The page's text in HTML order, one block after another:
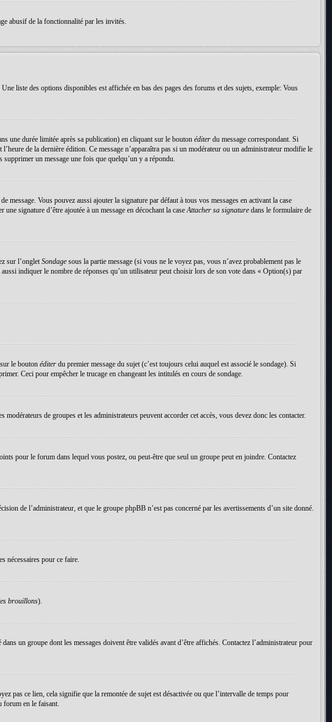
abusif de la fonctionnalité par les invités.
liste des options disponibles est affichée en bas des pages des forums et des sujets, exemple: Vous
une durée limitée après sa publication) en cliquant sur le bouton éditer du message correspondant. Si
de la dernière édition. Ce message n’apparaîtra pas si un modérateur ou un administrateur modifie le
un message une fois que quelqu’un y a répondu.
message. Vous pouvez aussi ajouter la signature par défaut à tous vos messages en activant la case
signature d’être ajoutée à un message en décochant la caseAttacher sa signature dans le formulaire de
sur l’ongletSondage sous la partie message (si vous ne le voyez pas, vous n’avez probablement pas le
indiquer le nombre de réponses qu’un utilisateur peut choisir lors de son vote dans « Option(s) par
le bouton éditer du premier message du sujet (c’est toujours celui auquel est associé le sondage). Si
Ceci pour empêcher le trucage en changeant les intitulés en cours de sondage.
de groupes et les administrateurs peuvent accorder cet accès, vous devez donc les contacter.
pour le forum dans lequel vous postez, ou peut-être que seul un groupe peut en joindre. Contactez
de l’administrateur, et que le groupe phpBB n’est pas concerné par les avertissements d’un site donné.
nécessaires pour ce faire.
brouillons).
un groupe dont les messages doivent être validés avant d’être affichés. Contactez l’administrateur pour
pas ce lien, cela signifie que la remontée de sujet est désactivée ou que l’intervalle de temps pour
forum en le faisant.